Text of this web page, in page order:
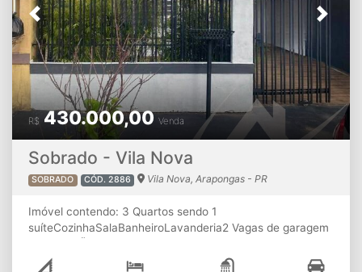
Sobrado - Vila Nova
SOBRADO CÓD. 2886 Vila Nova, Arapongas - PR
Previous Next
R$430.000,00Venda
Imóvel contendo: 3 Quartos sendo 1
suíteCozinhaSalaBanheiroLavanderia2 Vagas de garagem
estão sujeitos à alterações sem aviso prévio.